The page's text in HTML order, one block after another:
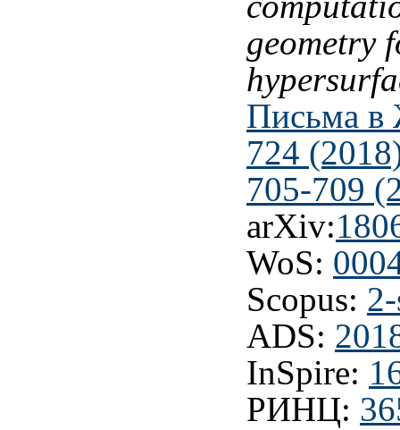
geometry
Письма
724
705-709
arXiv:
WoS:
Scopus:
ADS:
InSpire:
РИНЦ: